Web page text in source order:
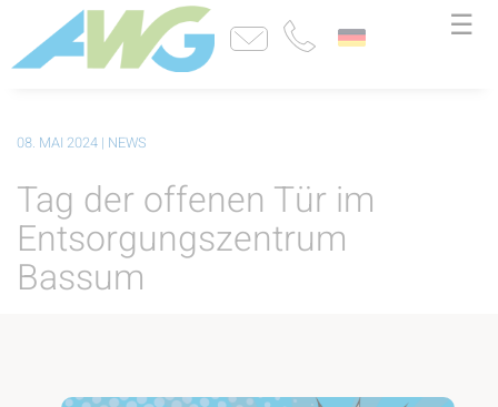
☰
08. MAI 2024 | NEWS
Tag der offenen Tür im
Entsorgungszentrum
Bassum